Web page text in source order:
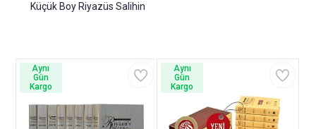
Küçük Boy Riyazüs Salihin
Aynı
Gün
Kargo
Aynı
Gün
Kargo